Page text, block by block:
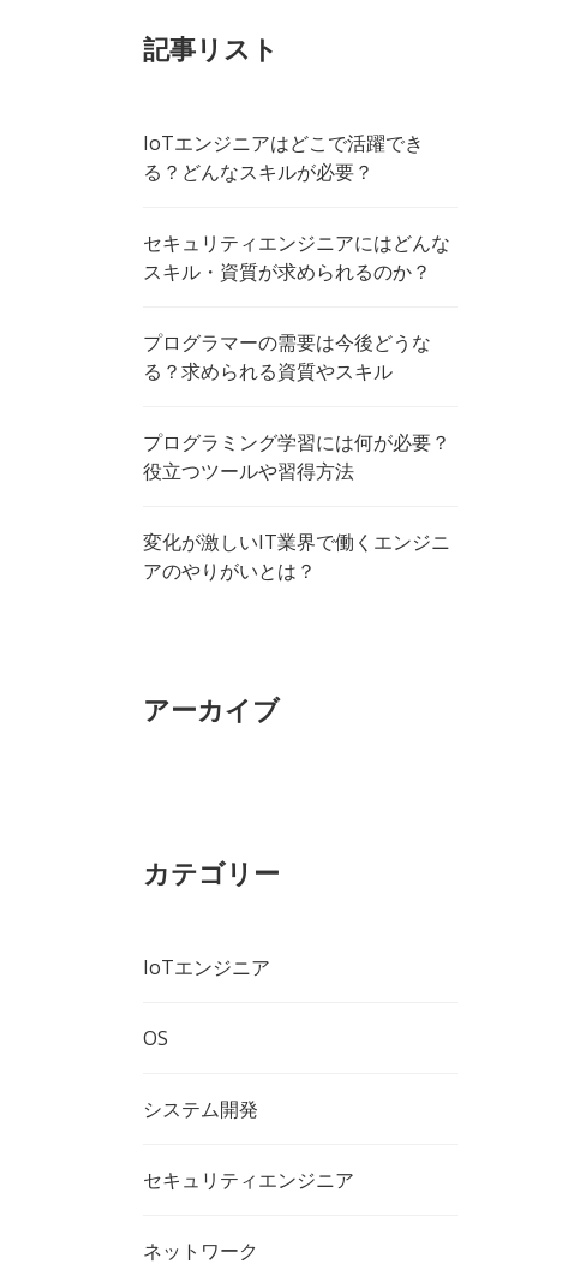
記事リスト
IoTエンジニアはどこで活躍でき
る？どんなスキルが必要？
セキュリティエンジニアにはどんな
スキル・資質が求められるのか？
プログラマーの需要は今後どうな
る？求められる資質やスキル
プログラミング学習には何が必要？
役立つツールや習得方法
変化が激しいIT業界で働くエンジニ
アのやりがいとは？
アーカイブ
カテゴリー
IoTエンジニア
OS
システム開発
セキュリティエンジニア
ネットワーク